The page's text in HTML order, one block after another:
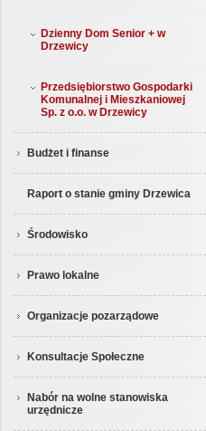
Dzienny Dom Senior + w
Drzewicy
Przedsiębiorstwo Gospodarki
Komunalnej i Mieszkaniowej
Sp. z o.o. w Drzewicy
Budżet i finanse
Raport o stanie gminy Drzewica
Środowisko
Prawo lokalne
Organizacje pozarządowe
Konsultacje Społeczne
Nabór na wolne stanowiska
urzędnicze